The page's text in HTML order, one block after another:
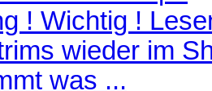
! Wichtig !
wieder im
was ...